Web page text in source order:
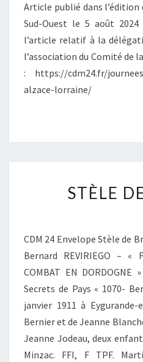
Article publié dans
Sud-Ouest le 5 août
l’article relatif à la
l’association du Comité de
: https://cdm24.fr/
alzace-lorraine/
STÈLE
CDM 24 Envelope Stèle de
Bernard REVIRIEGO – «
COMBAT EN
Secrets de Pays « 1070-
janvier 1911 à
Bernier et de Jeanne
Jeanne Jodeau, deux
Minzac. FFI, F TPF.